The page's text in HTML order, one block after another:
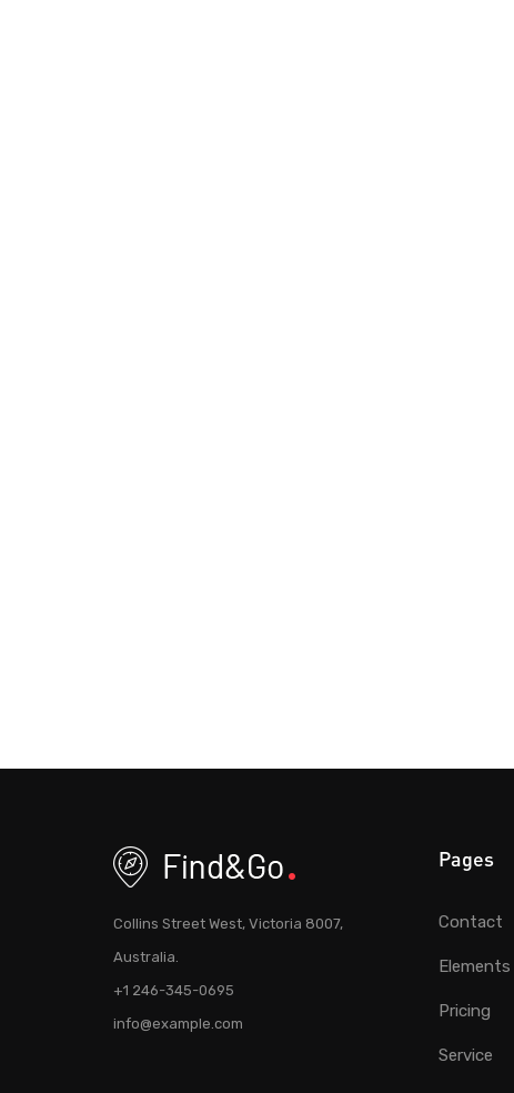
Collins Street West, Victoria 8007,
Australia.
+1 246-345-0695
info@example.com
Pages
Contact
Elements
Pricing
Service